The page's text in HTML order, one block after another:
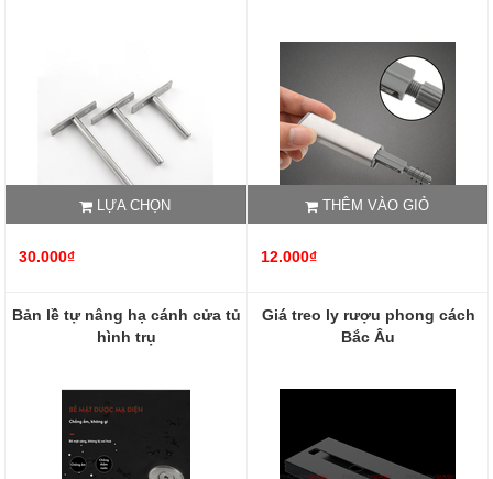
LỰA CHỌN
30.000₫
THÊM VÀO GIỎ
12.000₫
Bản lề tự nâng hạ cánh cửa tủ
hình trụ
Giá treo ly rượu phong cách
Bắc Âu